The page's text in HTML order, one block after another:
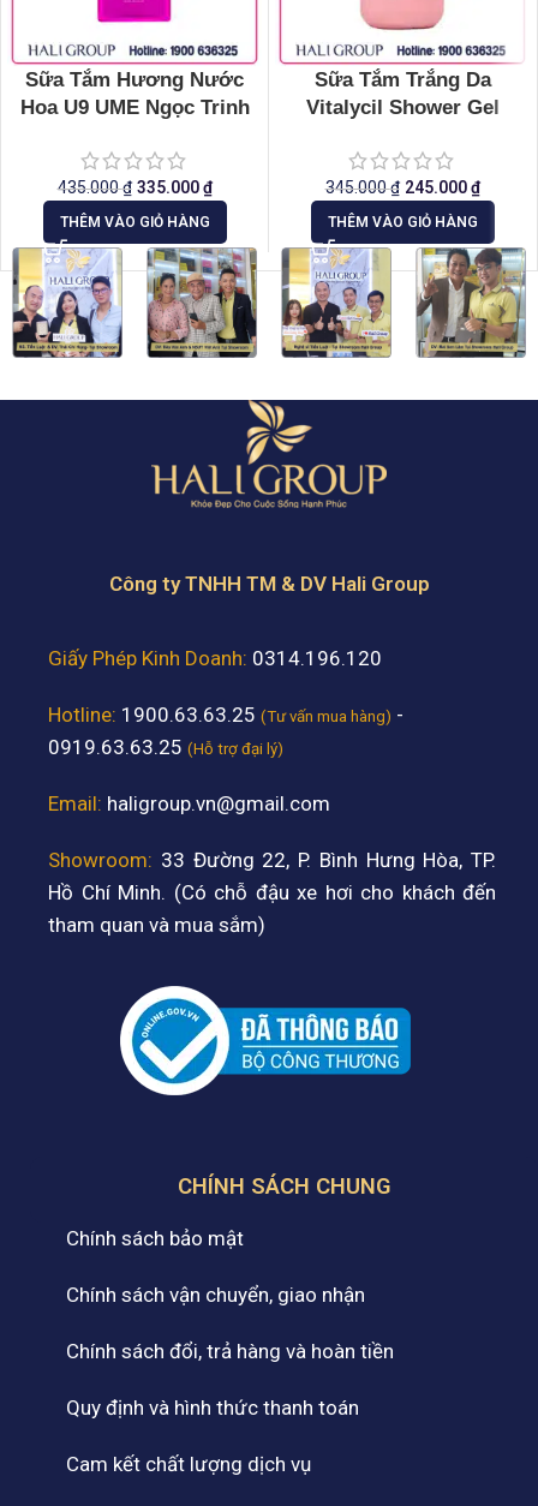
Sữa Tắm Hương Nước
Hoa U9 UME Ngọc Trinh
435.000₫ 335.000₫
THÊM VÀO GIỎ HÀNG
Sữa Tắm Trắng Da
Vitalycil Shower Gel
345.000₫ 245.000₫
THÊM VÀO GIỎ HÀNG
Công ty TNHH TM & DV Hali Group
Giấy Phép Kinh Doanh: 0314.196.120
Hotline: 1900.63.63.25 (Tư vấn mua hàng) -
0919.63.63.25 (Hỗ trợ đại lý)
Email: haligroup.vn@gmail.com
Showroom: 33 Đường 22, P. Bình Hưng Hòa, TP.
Hồ Chí Minh. (Có chỗ đậu xe hơi cho khách đến
tham quan và mua sắm)
CHÍNH SÁCH CHUNG
Chính sách bảo mật
Chính sách vận chuyển, giao nhận
Chính sách đổi, trả hàng và hoàn tiền
Quy định và hình thức thanh toán
Cam kết chất lượng dịch vụ